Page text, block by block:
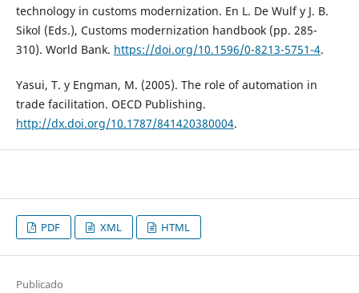
technology in customs modernization. En L. De Wulf y J. B.
Sikol (Eds.), Customs modernization handbook (pp. 285-
310). World Bank. https://doi.org/10.1596/0-8213-5751-4.
Yasui, T. y Engman, M. (2005). The role of automation in
trade facilitation. OECD Publishing.
http://dx.doi.org/10.1787/841420380004.
PDF XML HTML
Publicado